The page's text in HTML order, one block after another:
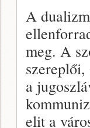
A
meg. A
a
elit a